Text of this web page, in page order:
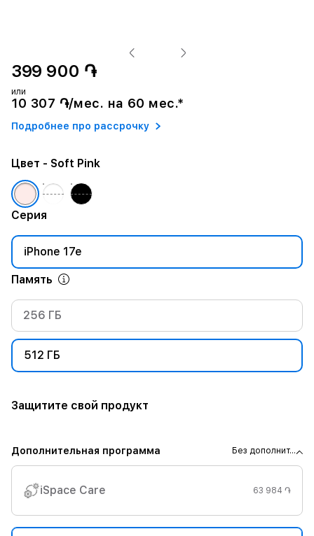
399 900 ֏
или
10 307 ֏/мес. на 60 мес.*
Подробнее про рассрочку
Серия
iPhone 17e
Память
256 ГБ
512 ГБ
Цвет - Soft Pink
Защитите свой продукт
Дополнительная программа Без дополнит...
iSpace Care 63 984 ֏